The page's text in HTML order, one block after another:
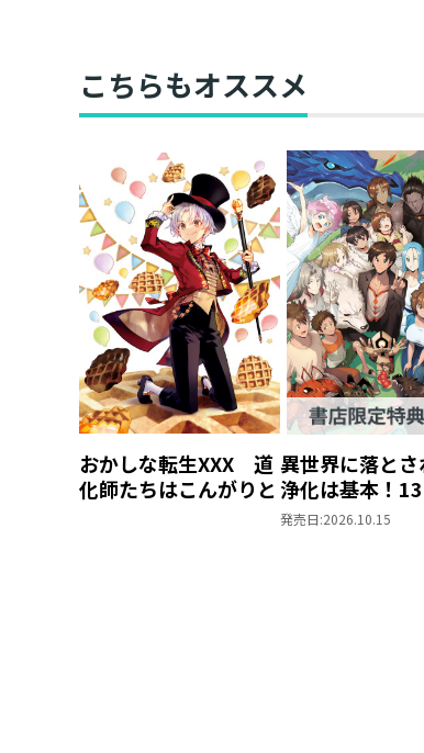
こちらもオススメ
おかしな転生XXX 道
化師たちはこんがりと
異世界に落と
浄化は基本！
ッコマ限定SS付
発売日:2026.10.15